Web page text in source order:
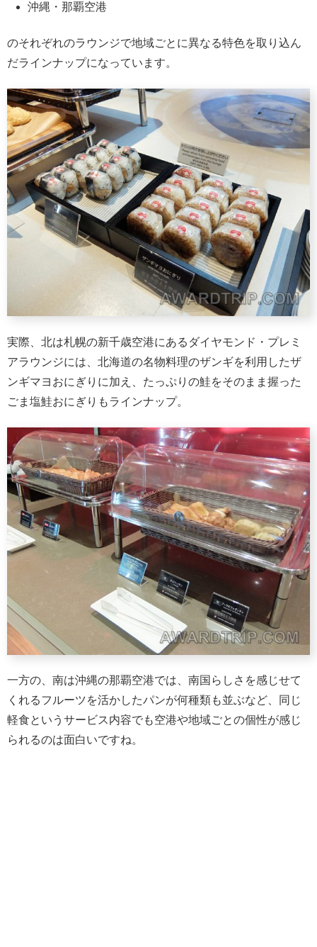
沖縄・那覇空港
のそれぞれのラウンジで地域ごとに異なる特色を取り込ん
だラインナップになっています。
実際、北は札幌の新千歳空港にあるダイヤモンド・プレミ
アラウンジには、北海道の名物料理のザンギを利用したザ
ンギマヨおにぎりに加え、たっぷりの鮭をそのまま握った
ごま塩鮭おにぎりもラインナップ。
一方の、南は沖縄の那覇空港では、南国らしさを感じせて
くれるフルーツを活かしたパンが何種類も並ぶなど、同じ
軽食というサービス内容でも空港や地域ごとの個性が感じ
られるのは面白いですね。